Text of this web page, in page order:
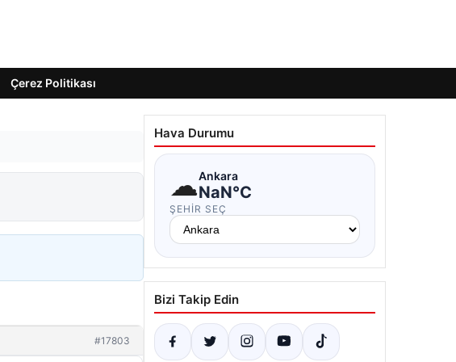
Çerez Politikası
#17803
Hava Durumu
☁Ankara
NaN°C
ŞEHIR SEÇ
Bizi Takip Edin